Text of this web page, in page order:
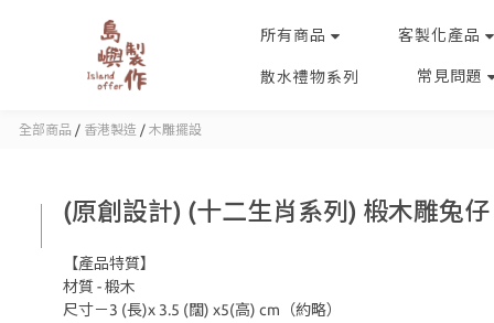
所有商品 客製化產品
散水禮物系列 常見問題
全部商品 / 香港製造 / 木雕擺設
(原創設計) (十二生肖系列) 椴木雕兔仔
【產品特質】
材質 - 椴木
尺寸－3 (長)x 3.5 (闊) x5(高) cm（約略）